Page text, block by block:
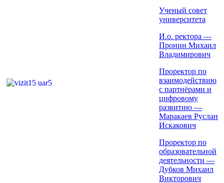
Ученый совет
университета
И.о. ректора —
Пронин Михаил
Владимирович
Проректор по
взаимодействию
с партнёрами и
цифровому
развитию —
Маракаев Руслан
Искакович
Проректор по
образовательной
деятельности —
Дубков Михаил
Викторович